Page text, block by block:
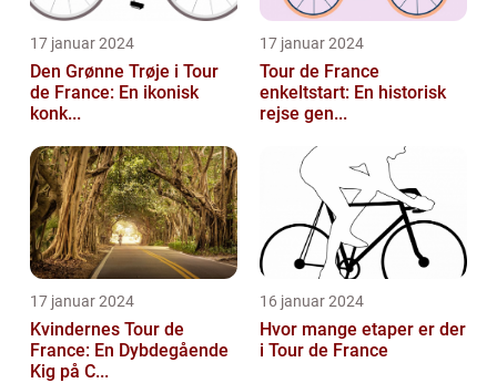
17 januar 2024
Den Grønne Trøje i Tour
de France: En ikonisk
konk...
17 januar 2024
Tour de France
enkeltstart: En historisk
rejse gen...
17 januar 2024
Kvindernes Tour de
France: En Dybdegående
Kig på C...
16 januar 2024
Hvor mange etaper er der
i Tour de France